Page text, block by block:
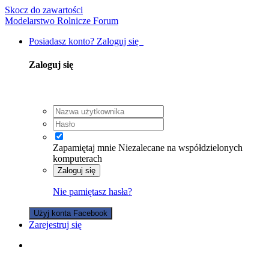
Skocz do zawartości
Modelarstwo Rolnicze Forum
Posiadasz konto? Zaloguj się
Zaloguj się
Zapamiętaj mnie Niezalecane na współdzielonych
komputerach
Zaloguj się
Nie pamiętasz hasła?
Użyj konta Facebook
Zarejestruj się